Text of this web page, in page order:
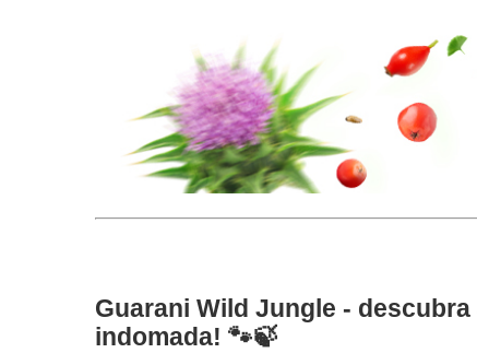
Guarani Wild Jungle -
indomada! 🐾🍃